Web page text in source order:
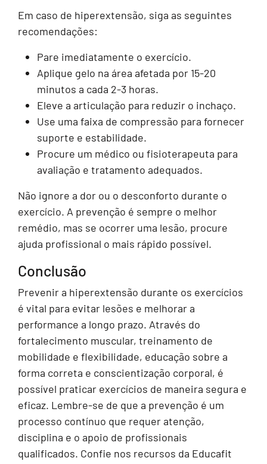
Em caso de hiperextensão, siga as seguintes
recomendações:
Pare imediatamente o exercício.
Aplique gelo na área afetada por 15-20
minutos a cada 2-3 horas.
Eleve a articulação para reduzir o inchaço.
Use uma faixa de compressão para fornecer
suporte e estabilidade.
Procure um médico ou fisioterapeuta para
avaliação e tratamento adequados.
Não ignore a dor ou o desconforto durante o
exercício. A prevenção é sempre o melhor
remédio, mas se ocorrer uma lesão, procure
ajuda profissional o mais rápido possível.
Conclusão
Prevenir a hiperextensão durante os exercícios
é vital para evitar lesões e melhorar a
performance a longo prazo. Através do
fortalecimento muscular, treinamento de
mobilidade e flexibilidade, educação sobre a
forma correta e conscientização corporal, é
possível praticar exercícios de maneira segura e
eficaz. Lembre-se de que a prevenção é um
processo contínuo que requer atenção,
disciplina e o apoio de profissionais
qualificados. Confie nos recursos da Educafit